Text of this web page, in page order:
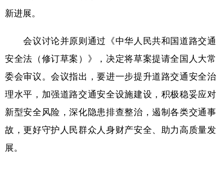
新进展。
会议讨论并原则通过《中华人民共和国道路交通
安全法（修订草案）》，决定将草案提请全国人大常
委会审议。会议指出，要进一步提升道路交通安全治
理水平，加强道路交通安全设施建设，积极稳妥应对
新型安全风险，深化隐患排查整治，遏制各类交通事
故，更好守护人民群众人身财产安全、助力高质量发
展。